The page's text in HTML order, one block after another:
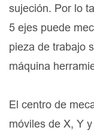
sujeción. Por lo
5 ejes puede
pieza de trabajo
máquina
El centro de
móviles de X, Y